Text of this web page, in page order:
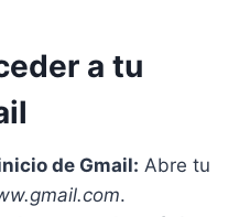
a tu
de Gmail: Abre tu
.